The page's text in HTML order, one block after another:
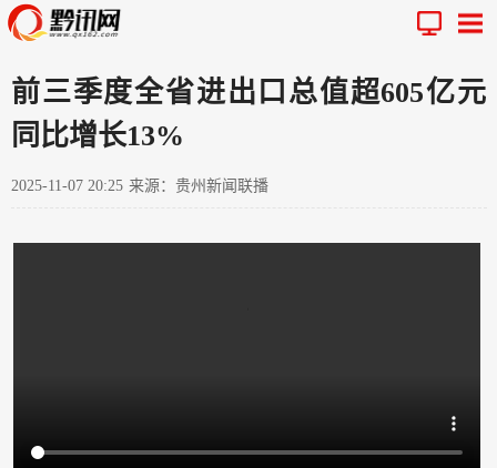
前三季度全省进出口总值超605亿元
同比增长13%
2025-11-07 20:25 来源：贵州新闻联播